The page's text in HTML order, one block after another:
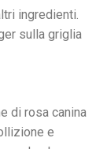
ingredienti.
sulla griglia
di rosa canina
e